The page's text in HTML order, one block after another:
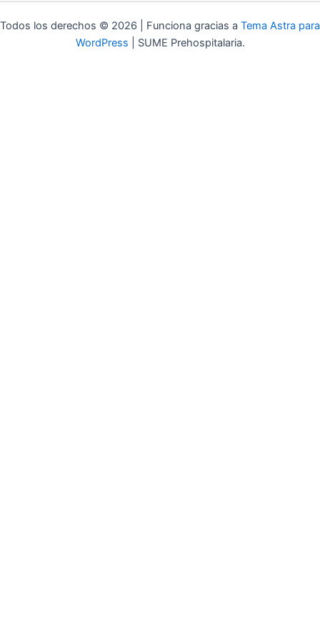
Todos los derechos © 2026 | Funciona gracias a Tema Astra para
WordPress | SUME Prehospitalaria.